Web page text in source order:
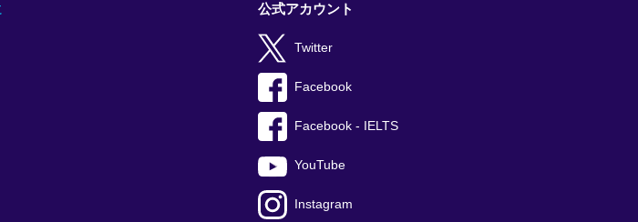
公式アカウント
Twitter
Facebook
Facebook - IELTS
YouTube
Instagram